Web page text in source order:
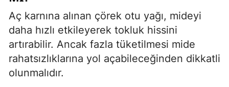
Aç karnına alınan çörek otu yağı, mideyi
daha hızlı etkileyerek tokluk hissini
artırabilir. Ancak fazla tüketilmesi mide
rahatsızlıklarına yol açabileceğinden dikkatli
olunmalıdır.